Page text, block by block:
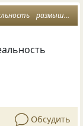
размышления
Обсудить